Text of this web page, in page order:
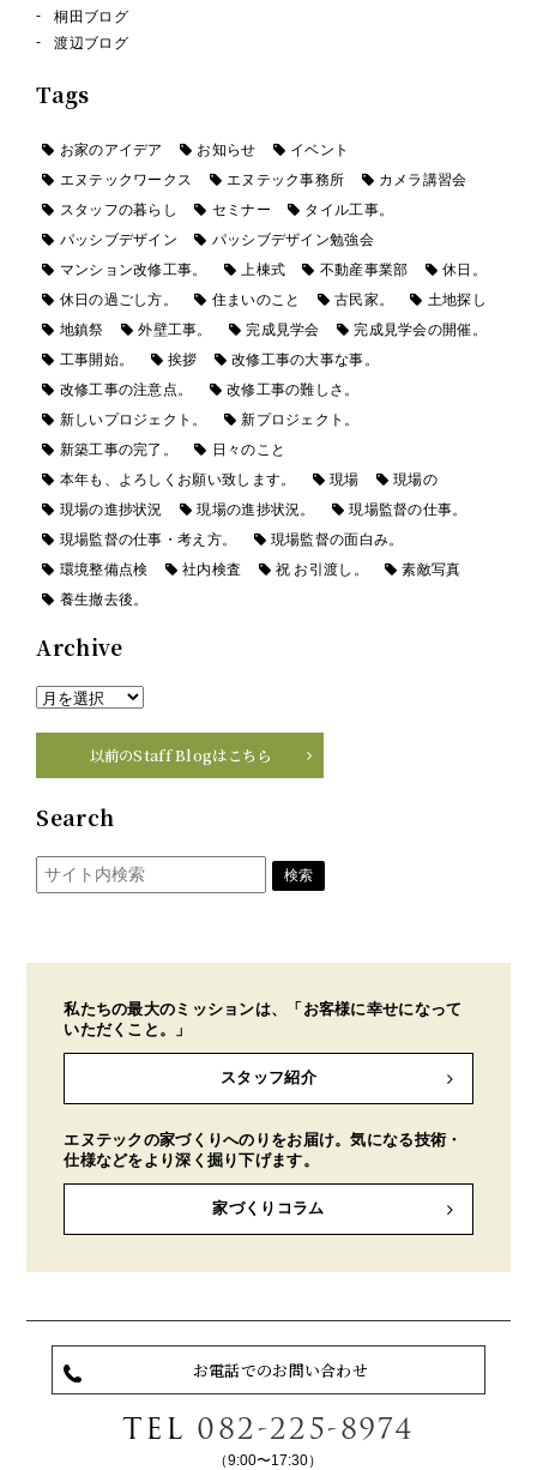
桐田ブログ
渡辺ブログ
Tags
お家のアイデア お知らせ
イベント
エヌテックワークス
エヌテック事務所
カメラ講習会
スタッフの暮らし
セミナー
タイル工事。
パッシブデザイン
パッシブデザイン勉強会
マンション改修工事。
上棟式 不動産事業部
休日。
休日の過ごし方。
住まいのこと 古民家。
土地探し
地鎮祭
外壁工事。 完成見学会
完成見学会の開催。
工事開始。
挨拶
改修工事の大事な事。
改修工事の注意点。
改修工事の難しさ。
新しいプロジェクト。
新プロジェクト。
新築工事の完了。
日々のこと
本年も、よろしくお願い致します。
現場
現場の
現場の進捗状況
現場の進捗状況。
現場監督の仕事。
現場監督の仕事・考え方。
現場監督の面白み。
環境整備点検
社内検査 祝 お引渡し。
素敵写真
養生撤去後。
Archive
以前のStaff Blogはこちら
Search
私たちの最大のミッションは、「お客様に幸せになって
いただくこと。」
スタッフ紹介
エヌテックの家づくりへのりをお届け。気になる技術・
仕様などをより深く掘り下げます。
家づくりコラム
お電話でのお問い合わせ
TEL 082-225-8974
（9:00〜17:30）